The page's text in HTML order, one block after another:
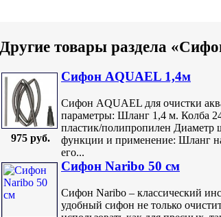
Другие товары раздела
975 руб.
Сифон AQUAEL 1,4м
Сифон AQUAEL для очистки
параметры: Шланг 1,4 м. Колба
пластик/полипропилен
функции и применение: Шланг
его...
Сифон Naribo 50 см
Сифон Naribo – классический
удобный сифон не только